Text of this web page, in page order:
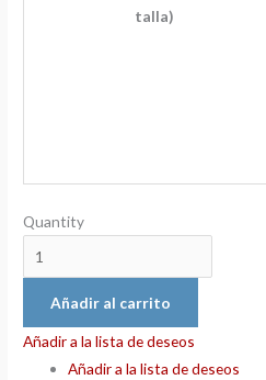
talla)
Quantity
Añadir al carrito
Añadir a la lista de deseos
Añadir a la lista de deseos